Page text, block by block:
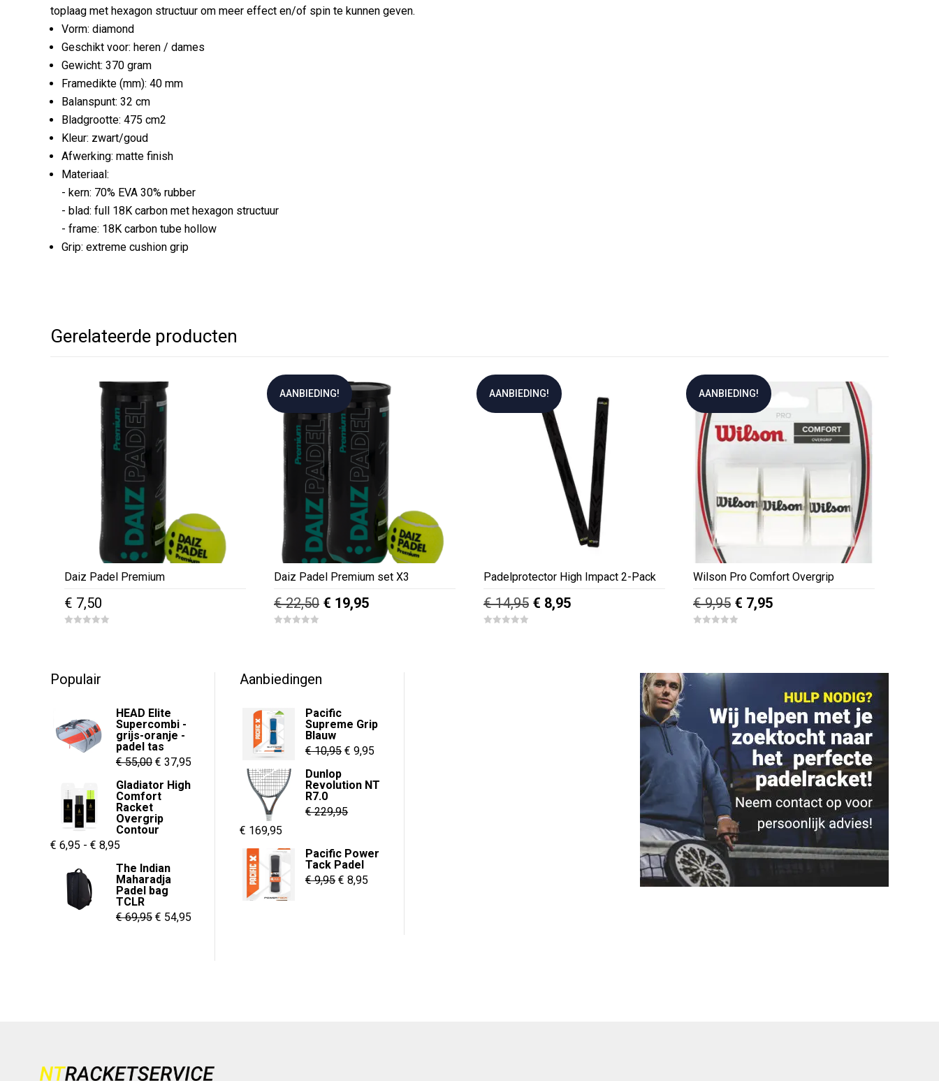
toplaag met hexagon structuur om meer effect en/of spin te kunnen geven.
Vorm: diamond
Geschikt voor: heren / dames
Gewicht: 370 gram
Framedikte (mm): 40 mm
Balanspunt: 32 cm
Bladgrootte: 475 cm2
Kleur: zwart/goud
Afwerking: matte finish
Materiaal:
- kern: 70% EVA 30% rubber
- blad: full 18K carbon met hexagon structuur
- frame: 18K carbon tube hollow
Grip: extreme cushion grip
Gerelateerde producten
Daiz Padel Premium
€ 7,50
5
AANBIEDING!
Daiz Padel Premium set X3
€22,50 Oorspronkelijke
€ 19,95Huidige
5
AANBIEDING!
Padelprotector High Impact 2-Pack
€14,95 Oorspronkelijke
€ 8,95Huidige
AANBIEDING!
Wilson Pro Comfort Overgrip
€9,95 Oorspronkelijke
prijs
€ 7,95Huidige
f
Populair
HEAD Elite
Supercombi -
grijs-oranje -
padel tas
€55,00 Oorspronkelijke
prijs
was:
€ 55,00.
€ 37,95
Gladiator High
Comfort
Racket
Overgrip
Contour
€ 6,95 - € 8,95
€ 6,95
tot
€ 8,95
The Indian
Maharadja
Padel bag
TCLR
€69,95 Oorspronkelijke
€ 54,95
Aanbiedingen
Pacific
Supreme Grip
Blauw
€10,95 Oorspronkelijke
was:
€ 10,95.
€ 9,95
is:
Dunlop
Revolution NT
R7.0
€229,95
Oorspronkelijke
prijs
was:
€ 229,95.
€ 169,95
prijs
€ 169,95.
Pacific Power
Tack Padel
€9,95 Oorspronkelijke
€ 8,95